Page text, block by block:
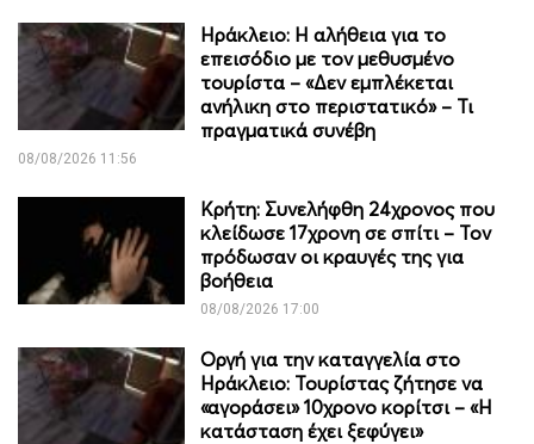
Ηράκλειο: Η αλήθεια για το
επεισόδιο με τον μεθυσμένο
τουρίστα – «Δεν εμπλέκεται
ανήλικη στο περιστατικό» – Τι
πραγματικά συνέβη
08/08/2026 11:56
Κρήτη: Συνελήφθη 24χρονος που
κλείδωσε 17χρονη σε σπίτι – Τον
πρόδωσαν οι κραυγές της για
βοήθεια
08/08/2026 17:00
Οργή για την καταγγελία στο
Ηράκλειο: Τουρίστας ζήτησε να
«αγοράσει» 10χρονο κορίτσι – «Η
κατάσταση έχει ξεφύγει»